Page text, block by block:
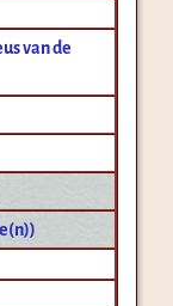
van de